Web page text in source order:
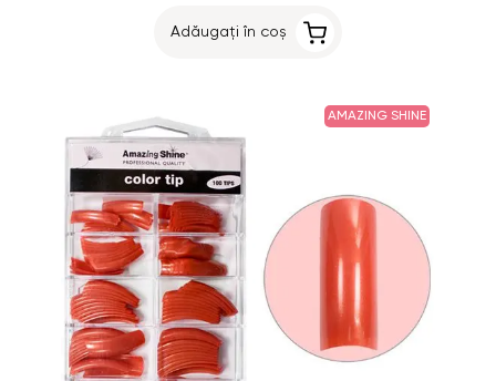
Adăugați în coș
AMAZING SHINE